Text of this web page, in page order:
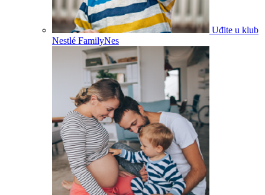
Uđite u klub
Nestlé FamilyNes